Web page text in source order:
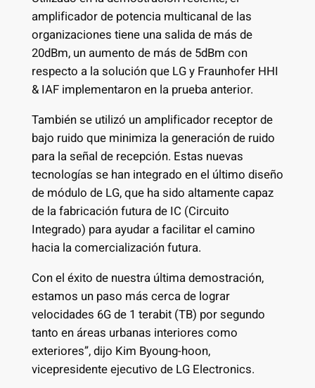
amplificador de potencia multicanal de las
organizaciones tiene una salida de más de
20dBm, un aumento de más de 5dBm con
respecto a la solución que LG y Fraunhofer HHI
& IAF implementaron en la prueba anterior.
También se utilizó un amplificador receptor de
bajo ruido que minimiza la generación de ruido
para la señal de recepción. Estas nuevas
tecnologías se han integrado en el último diseño
de módulo de LG, que ha sido altamente capaz
de la fabricación futura de IC (Circuito
Integrado) para ayudar a facilitar el camino
hacia la comercialización futura.
Con el éxito de nuestra última demostración,
estamos un paso más cerca de lograr
velocidades 6G de 1 terabit (TB) por segundo
tanto en áreas urbanas interiores como
exteriores”, dijo Kim Byoung-hoon,
vicepresidente ejecutivo de LG Electronics.